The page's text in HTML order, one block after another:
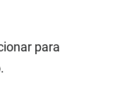
para